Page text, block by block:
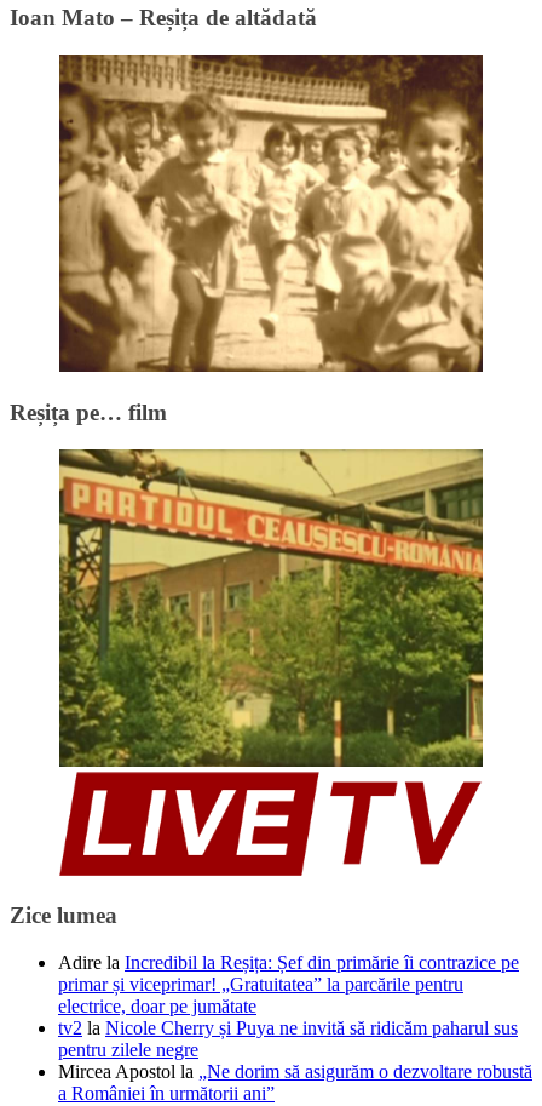
Ioan Mato – Reșița de altădată
Reșița pe… film
Zice lumea
Adire la Incredibil la Reșița: Șef din primărie îi contrazice pe
primar și viceprimar! „Gratuitatea” la parcările pentru
electrice, doar pe jumătate
tv2 la Nicole Cherry și Puya ne invită să ridicăm paharul sus
pentru zilele negre
Mircea Apostol la „Ne dorim să asigurăm o dezvoltare robustă
a României în următorii ani”